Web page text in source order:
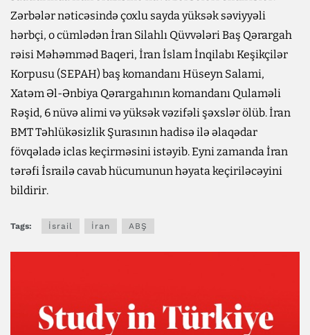
Zərbələr nəticəsində çoxlu sayda yüksək səviyyəli
hərbçi, o cümlədən İran Silahlı Qüvvələri Baş Qərargah
rəisi Məhəmməd Baqeri, İran İslam İnqilabı Keşikçilər
Korpusu (SEPAH) baş komandanı Hüseyn Salami,
Xatəm Əl-Ənbiya Qərargahının komandanı Qulaməli
Rəşid, 6 nüvə alimi və yüksək vəzifəli şəxslər ölüb. İran
BMT Təhlükəsizlik Şurasının hadisə ilə əlaqədar
fövqəladə iclas keçirməsini istəyib. Eyni zamanda İran
tərəfi İsrailə cavab hücumunun həyata keçiriləcəyini
bildirir.
Tags: İsrail İran ABŞ